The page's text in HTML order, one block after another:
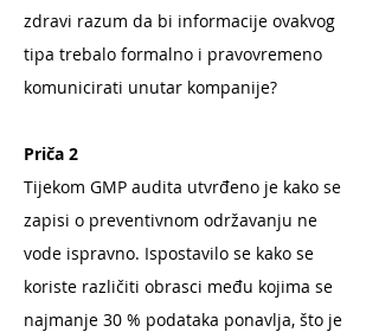
zdravi razum da bi informacije ovakvog
tipa trebalo formalno i pravovremeno
komunicirati unutar kompanije?
Priča 2
Tijekom GMP audita utvrđeno je kako se
zapisi o preventivnom održavanju ne
vode ispravno. Ispostavilo se kako se
koriste različiti obrasci među kojima se
najmanje 30 % podataka ponavlja, što je